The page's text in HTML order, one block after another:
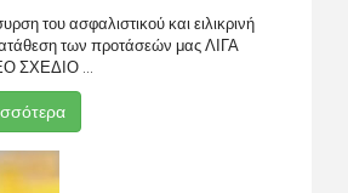
του ασφαλιστικού και ειλικρινή
των προτάσεών μας ΛΙΓΑ
ΣΧΕΔΙΟ ...